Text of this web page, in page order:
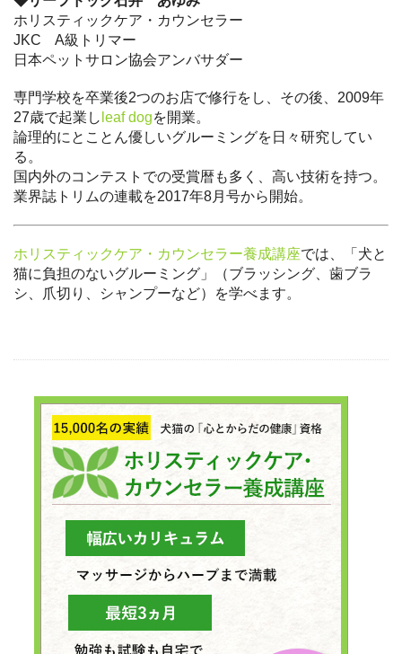
ホリスティックケア・カウンセラー
JKC A級トリマー
日本ペットサロン協会アンバサダー
専門学校を卒業後2つのお店で修行をし、その後、2009年
27歳で起業し leaf dogを開業。
論理的にとことん優しいグルーミングを日々研究してい
る。
国内外のコンテストでの受賞暦も多く、高い技術を持つ。
業界誌トリムの連載を2017年8月号から開始。
ホリスティックケア・カウンセラー養成講座では、「犬と
猫に負担のないグルーミング」（ブラッシング、歯ブラ
シ、爪切り、シャンプーなど）を学べます。